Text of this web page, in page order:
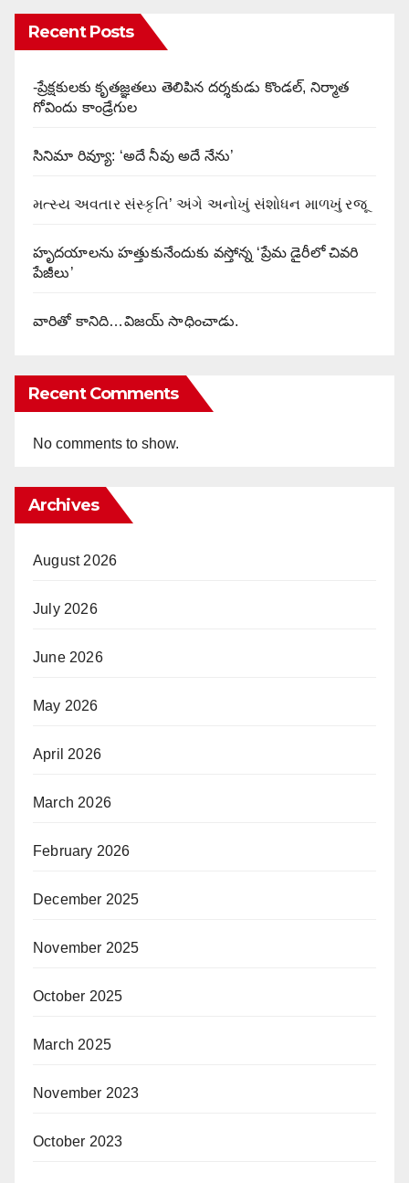
Recent Posts
-ప్రేక్షకులకు కృతజ్ఞతలు తెలిపిన దర్శకుడు కొండల్, నిర్మాత
గోవిందు కాండ్రేగుల
సినిమా రివ్యూ: ‘అదే నీవు అదే నేను’
મત્સ્ય અવતાર સંસ્કૃતિ’ અંગે અનોખું સંશોધન માળખું રજૂ
హృదయాలను హత్తుకునేందుకు వస్తోన్న ‘ప్రేమ డైరీలో చివరి
పేజీలు’
వారితో కానిది…విజయ్ సాధించాడు.
Recent Comments
No comments to show.
Archives
August 2026
July 2026
June 2026
May 2026
April 2026
March 2026
February 2026
December 2025
November 2025
October 2025
March 2025
November 2023
October 2023